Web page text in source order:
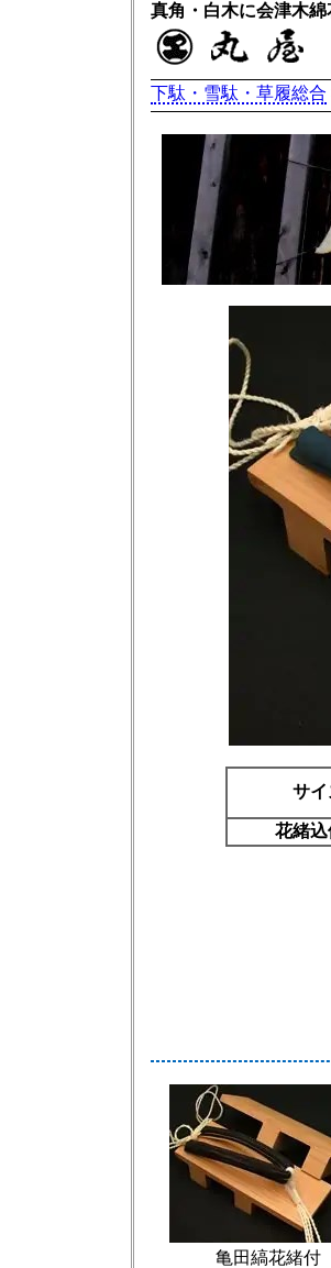
真角・白木に会津木
下駄・雪駄・草履総合
サイ
花緒込
亀田縞花緒付